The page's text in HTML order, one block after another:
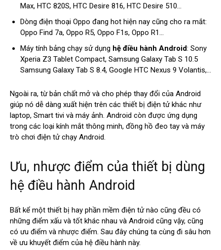
Max, HTC 820S, HTC Desire 816, HTC Desire 510…
Dòng điện thoại Oppo đang hot hiện nay cũng cho ra mắt:
Oppo Find 7a, Oppo R5, Oppo F1s, Oppo R1…
Máy tính bảng chạy sử dụng hệ điều hành Android: Sony
Xperia Z3 Tablet Compact, Samsung Galaxy Tab S 10.5
Samsung Galaxy Tab S 8.4, Google HTC Nexus 9 Volantis,…
Ngoài ra, từ bản chất mở và cho phép thay đổi của Android
giúp nó dễ dàng xuất hiện trên các thiết bị điện tử khác như
laptop, Smart tivi và máy ảnh. Android còn được ứng dụng
trong các loại kính mắt thông minh, đồng hồ đeo tay và máy
trò chơi điện tử chạy Android.
Ưu, nhược điểm của thiết bị dùng
hệ điều hành Android
Bất kể một thiết bị hay phần mềm điện tử nào cũng đều có
những điểm xấu và tốt khác nhau và Android cũng vậy, cũng
có ưu điểm và nhược điểm. Sau đây chúng ta cùng đi sâu hơn
về ưu khuyết điểm của hệ điều hành này.